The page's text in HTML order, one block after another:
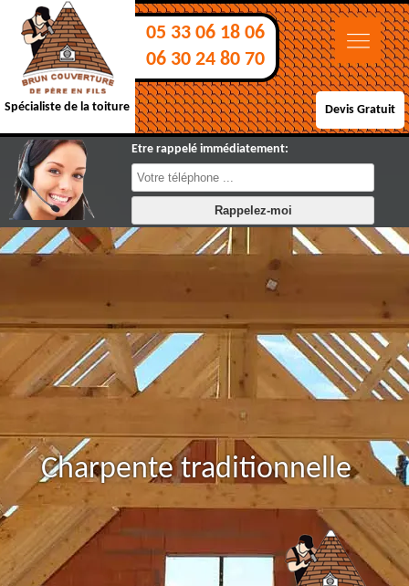
Spécialiste de la toiture
05 33 06 18 06
06 30 24 80 70
Devis Gratuit
Etre rappelé immédiatement:
Charpente traditionnelle